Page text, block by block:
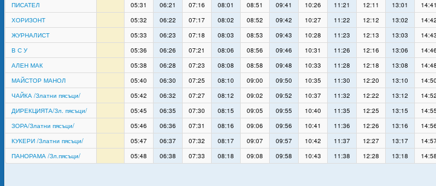
ПИСАТЕЛ
05:31 06:21 07:16 08:01 08:51 09:41 10:26 11:21 12:11 13:01 14:41
ХОРИЗОНТ
05:32 06:22 07:17 08:02 08:52 09:42 10:27 11:22 12:12 13:02 14:42
ЖУРНАЛИСТ
05:33 06:23 07:18 08:03 08:53 09:43 10:28 11:23 12:13 13:03 14:43
В С У
05:36 06:26 07:21 08:06 08:56 09:46 10:31 11:26 12:16 13:06 14:46
АЛЕН МАК
05:38 06:28 07:23 08:08 08:58 09:48 10:33 11:28 12:18 13:08 14:48
МАЙСТОР МАНОЛ
05:40 06:30 07:25 08:10 09:00 09:50 10:35 11:30 12:20 13:10 14:50
ЧАЙКА /Златни пясъци/
05:42 06:32 07:27 08:12 09:02 09:52 10:37 11:32 12:22 13:12 14:52
ДИРЕКЦИЯТА/Зл. пясъци/
05:45 06:35 07:30 08:15 09:05 09:55 10:40 11:35 12:25 13:15 14:55
ЗОРА/Златни пясъци/
05:46 06:36 07:31 08:16 09:06 09:56 10:41 11:36 12:26 13:16 14:56
КУКЕРИ /Златни пясъци/
05:47 06:37 07:32 08:17 09:07 09:57 10:42 11:37 12:27 13:17
ПАНОРАМА /Зл.пясъци/
05:48 06:38 07:33 08:18 09:08 09:58 10:43 11:38 12:28 13:18 14:58